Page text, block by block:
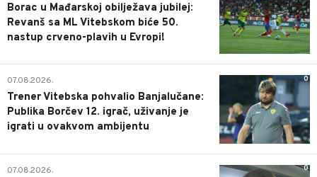
Borac u Mađarskoj obilježava jubilej:
Revanš sa ML Vitebskom biće 50.
nastup crveno-plavih u Evropi!
0
07.08.2026.
Trener Vitebska pohvalio Banjalučane:
Publika Borčev 12. igrač, uživanje je
igrati u ovakvom ambijentu
0
07.08.2026.